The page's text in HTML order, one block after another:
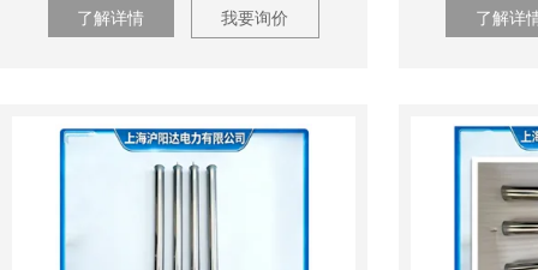
了解详情 我要询价 了解详